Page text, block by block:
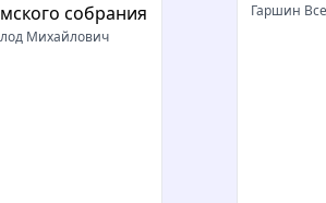
собрания
Михайлович
Гаршин